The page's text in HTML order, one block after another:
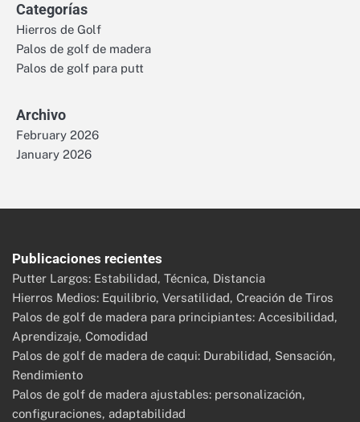
Categorías
Hierros de Golf
Palos de golf de madera
Palos de golf para putt
Archivo
February 2026
January 2026
Publicaciones recientes
Putter Largos: Estabilidad, Técnica, Distancia
Hierros Medios: Equilibrio, Versatilidad, Creación de Tiros
Palos de golf de madera para principiantes: Accesibilidad,
Aprendizaje, Comodidad
Palos de golf de madera de caqui: Durabilidad, Sensación,
Rendimiento
Palos de golf de madera ajustables: personalización,
configuraciones, adaptabilidad